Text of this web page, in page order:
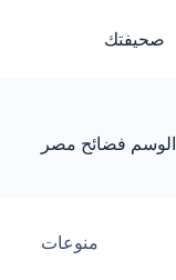
المحتوى
صحيفتك
الوسم فضائح مصر
منوعات